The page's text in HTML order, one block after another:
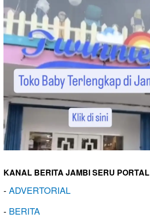
KANAL BERITA JAMBI SERU PORTAL
-ADVERTORIAL
- BERITA